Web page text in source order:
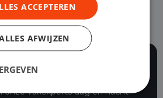
onze vakexperts dag en nacht
ACCEPTEREN
AFWIJZEN